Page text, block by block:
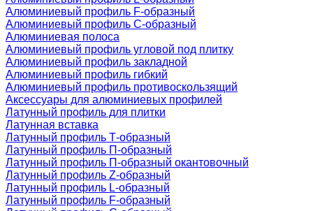
Алюминиевый профиль F-образный
Алюминиевый профиль C-образный
Алюминиевая полоса
Алюминиевый профиль угловой под плитку
Алюминиевый профиль закладной
Алюминиевый профиль гибкий
Алюминиевый профиль противоскользящий
Аксессуары для алюминиевых профилей
Латунный профиль для плитки
Латунная вставка
Латунный профиль Т-образный
Латунный профиль П-образный
Латунный профиль П-образный окантовочный
Латунный профиль Z-образный
Латунный профиль L-образный
Латунный профиль F-образный